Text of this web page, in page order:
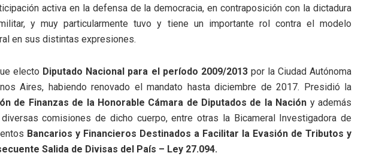
activa en la defensa de la democracia, en contraposición con la dictadura
y muy particularmente tuvo y tiene un importante rol contra el modelo
en sus distintas expresiones.
electo Diputado Nacional para el período 2009/2013por la Ciudad Autónoma
Aires, habiendo renovado el mandato hasta diciembre de 2017. Presidió la
de Finanzas de la Honorable Cámara de Diputados de la Nación y además
comisiones de dicho cuerpo, entre otras la Bicameral Investigadora de
Bancarios y Financieros Destinados a Facilitar la Evasión de Tributos y
Salida de Divisas del País – Ley 27.094.